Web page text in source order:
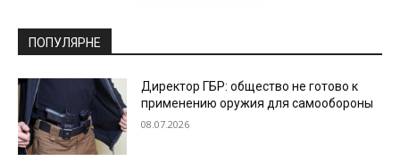
ПОПУЛЯРНЕ
Директор ГБР: общество не готово к
применению оружия для самообороны
08.07.2026